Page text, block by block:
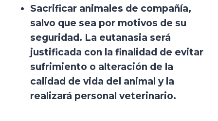
Sacrificar animales de compañía,
salvo que sea por motivos de su
seguridad. La eutanasia será
justificada con la finalidad de evitar
sufrimiento o alteración de la
calidad de vida del animal y la
realizará personal veterinario.